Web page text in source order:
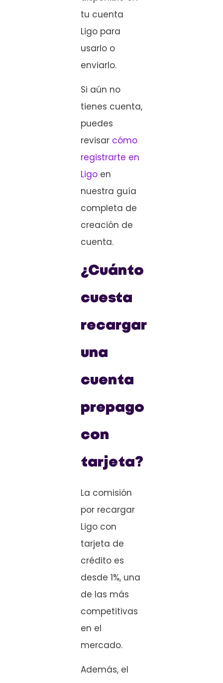
tu cuenta
Ligo para
usarlo o
enviarlo.
Si aún no
tienes cuenta,
puedes
revisar cómo
registrarte en
Ligo en
nuestra guía
completa de
creación de
cuenta.
¿Cuánto
cuesta
recargar
una
cuenta
prepago
con
tarjeta?
La comisión
por recargar
Ligo con
tarjeta de
crédito es
desde 1%, una
de las más
competitivas
en el
mercado.
Además, el